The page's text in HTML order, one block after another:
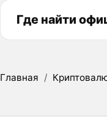
Где найти
Главная /